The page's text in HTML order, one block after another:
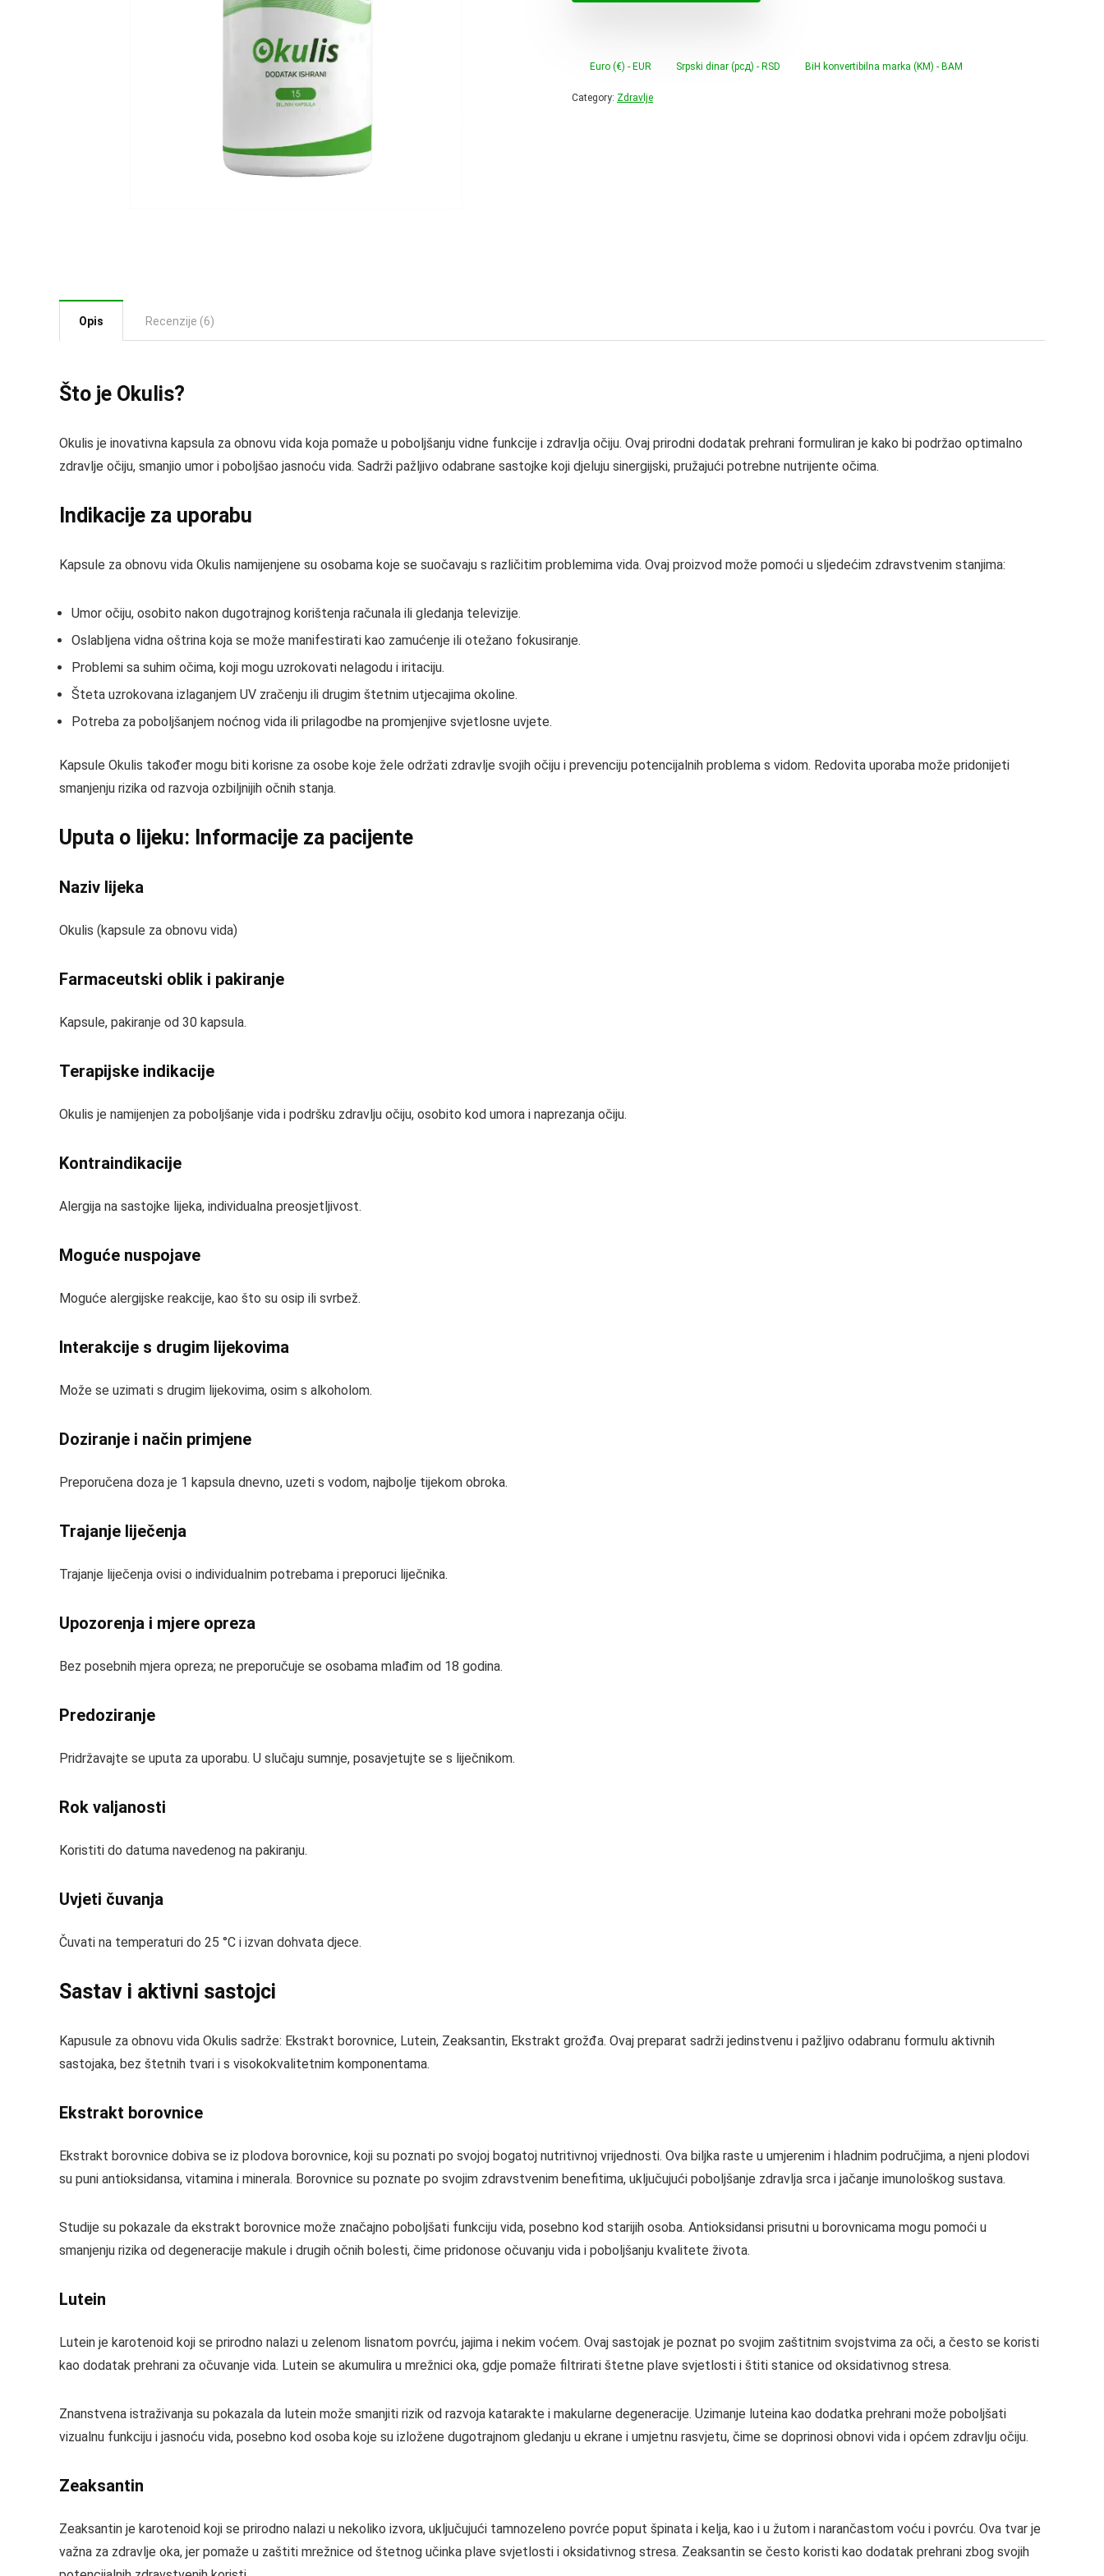
Euro (€) - EUR Srpski dinar (рсд) - RSD BiH konvertibilna marka (KM) - BAM
Category: Zdravlje
Opis Recenzije (6)
Što je Okulis?
Okulis je inovativna kapsula za obnovu vida koja pomaže u poboljšanju vidne funkcije i zdravlja očiju. Ovaj prirodni dodatak prehrani formuliran je kako bi podržao optimalno
zdravlje očiju, smanjio umor i poboljšao jasnoću vida. Sadrži pažljivo odabrane sastojke koji djeluju sinergijski, pružajući potrebne nutrijente očima.
Indikacije za uporabu
Kapsule za obnovu vida Okulis namijenjene su osobama koje se suočavaju s različitim problemima vida. Ovaj proizvod može pomoći u sljedećim zdravstvenim stanjima:
Umor očiju, osobito nakon dugotrajnog korištenja računala ili gledanja televizije.
Oslabljena vidna oštrina koja se može manifestirati kao zamućenje ili otežano fokusiranje.
Problemi sa suhim očima, koji mogu uzrokovati nelagodu i iritaciju.
Šteta uzrokovana izlaganjem UV zračenju ili drugim štetnim utjecajima okoline.
Potreba za poboljšanjem noćnog vida ili prilagodbe na promjenjive svjetlosne uvjete.
Kapsule Okulis također mogu biti korisne za osobe koje žele održati zdravlje svojih očiju i prevenciju potencijalnih problema s vidom. Redovita uporaba može pridonijeti
smanjenju rizika od razvoja ozbiljnijih očnih stanja.
Uputa o lijeku: Informacije za pacijente
Naziv lijeka
Okulis (kapsule za obnovu vida)
Farmaceutski oblik i pakiranje
Kapsule, pakiranje od 30 kapsula.
Terapijske indikacije
Okulis je namijenjen za poboljšanje vida i podršku zdravlju očiju, osobito kod umora i naprezanja očiju.
Kontraindikacije
Alergija na sastojke lijeka, individualna preosjetljivost.
Moguće nuspojave
Moguće alergijske reakcije, kao što su osip ili svrbež.
Interakcije s drugim lijekovima
Može se uzimati s drugim lijekovima, osim s alkoholom.
Doziranje i način primjene
Preporučena doza je 1 kapsula dnevno, uzeti s vodom, najbolje tijekom obroka.
Trajanje liječenja
Trajanje liječenja ovisi o individualnim potrebama i preporuci liječnika.
Upozorenja i mjere opreza
Bez posebnih mjera opreza; ne preporučuje se osobama mlađim od 18 godina.
Predoziranje
Pridržavajte se uputa za uporabu. U slučaju sumnje, posavjetujte se s liječnikom.
Rok valjanosti
Koristiti do datuma navedenog na pakiranju.
Uvjeti čuvanja
Čuvati na temperaturi do 25 °C i izvan dohvata djece.
Sastav i aktivni sastojci
Kapusule za obnovu vida Okulis sadrže: Ekstrakt borovnice, Lutein, Zeaksantin, Ekstrakt grožđa. Ovaj preparat sadrži jedinstvenu i pažljivo odabranu formulu aktivnih
sastojaka, bez štetnih tvari i s visokokvalitetnim komponentama.
Ekstrakt borovnice
Ekstrakt borovnice dobiva se iz plodova borovnice, koji su poznati po svojoj bogatoj nutritivnoj vrijednosti. Ova biljka raste u umjerenim i hladnim područjima, a njeni plodovi
su puni antioksidansa, vitamina i minerala. Borovnice su poznate po svojim zdravstvenim benefitima, uključujući poboljšanje zdravlja srca i jačanje imunološkog sustava.
Studije su pokazale da ekstrakt borovnice može značajno poboljšati funkciju vida, posebno kod starijih osoba. Antioksidansi prisutni u borovnicama mogu pomoći u
smanjenju rizika od degeneracije makule i drugih očnih bolesti, čime pridonose očuvanju vida i poboljšanju kvalitete života.
Lutein
Lutein je karotenoid koji se prirodno nalazi u zelenom lisnatom povrću, jajima i nekim voćem. Ovaj sastojak je poznat po svojim zaštitnim svojstvima za oči, a često se koristi
kao dodatak prehrani za očuvanje vida. Lutein se akumulira u mrežnici oka, gdje pomaže filtrirati štetne plave svjetlosti i štiti stanice od oksidativnog stresa.
Znanstvena istraživanja su pokazala da lutein može smanjiti rizik od razvoja katarakte i makularne degeneracije. Uzimanje luteina kao dodatka prehrani može poboljšati
vizualnu funkciju i jasnoću vida, posebno kod osoba koje su izložene dugotrajnom gledanju u ekrane i umjetnu rasvjetu, čime se doprinosi obnovi vida i općem zdravlju očiju.
Zeaksantin
Zeaksantin je karotenoid koji se prirodno nalazi u nekoliko izvora, uključujući tamnozeleno povrće poput špinata i kelja, kao i u žutom i narančastom voću i povrću. Ova tvar je
važna za zdravlje oka, jer pomaže u zaštiti mrežnice od štetnog učinka plave svjetlosti i oksidativnog stresa. Zeaksantin se često koristi kao dodatak prehrani zbog svojih